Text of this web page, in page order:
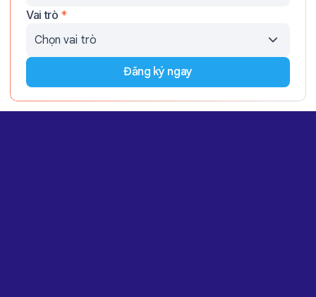
Vai trò *
Đăng ký ngay